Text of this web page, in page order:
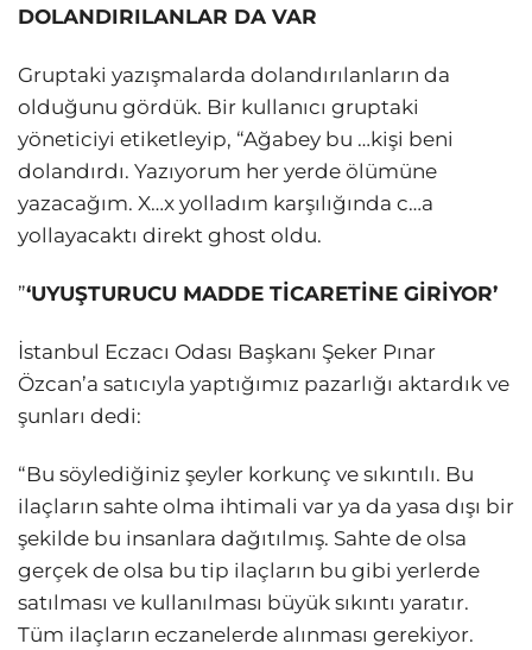
DOLANDIRILANLAR DA VAR
Gruptaki yazışmalarda dolandırılanların da
olduğunu gördük. Bir kullanıcı gruptaki
yöneticiyi etiketleyip, “Ağabey bu …kişi beni
dolandırdı. Yazıyorum her yerde ölümüne
yazacağım. X…x yolladım karşılığında c…a
yollayacaktı direkt ghost oldu.
”‘UYUŞTURUCU MADDE TİCARETİNE GİRİYOR’
İstanbul Eczacı Odası Başkanı Şeker Pınar
Özcan’a satıcıyla yaptığımız pazarlığı aktardık ve
şunları dedi:
“Bu söylediğiniz şeyler korkunç ve sıkıntılı. Bu
ilaçların sahte olma ihtimali var ya da yasa dışı bir
şekilde bu insanlara dağıtılmış. Sahte de olsa
gerçek de olsa bu tip ilaçların bu gibi yerlerde
satılması ve kullanılması büyük sıkıntı yaratır.
Tüm ilaçların eczanelerde alınması gerekiyor.